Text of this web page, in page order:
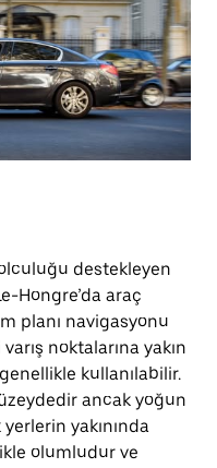
destekleyen
Hongre’da araç
planı navigasyonu
noktalarına yakın
kullanılabilir.
ancak yoğun
yakınında
olumludur ve